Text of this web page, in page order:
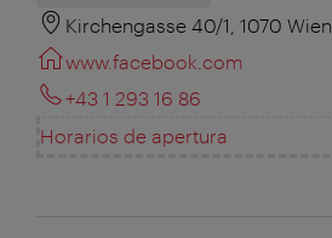
Kirchengasse 40/1, 1070 Wien
www.facebook.com
+43 1 293 16 86
Horarios de apertura